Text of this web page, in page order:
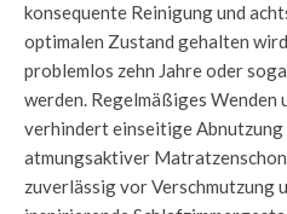
konsequente Reinigung und
optimalen Zustand gehalten
problemlos zehn Jahre oder
werden. Regelmäßiges
verhindert einseitige Abnutzung
atmungsaktiver
zuverlässig vor Verschmutzung